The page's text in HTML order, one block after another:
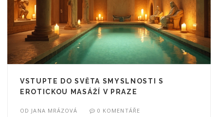
VSTUPTE DO SVĚTA SMYSLNOSTI S
EROTICKOU MASÁŽÍ V PRAZE
OD JANA MRÁZOVÁ 0 KOMENTÁŘE